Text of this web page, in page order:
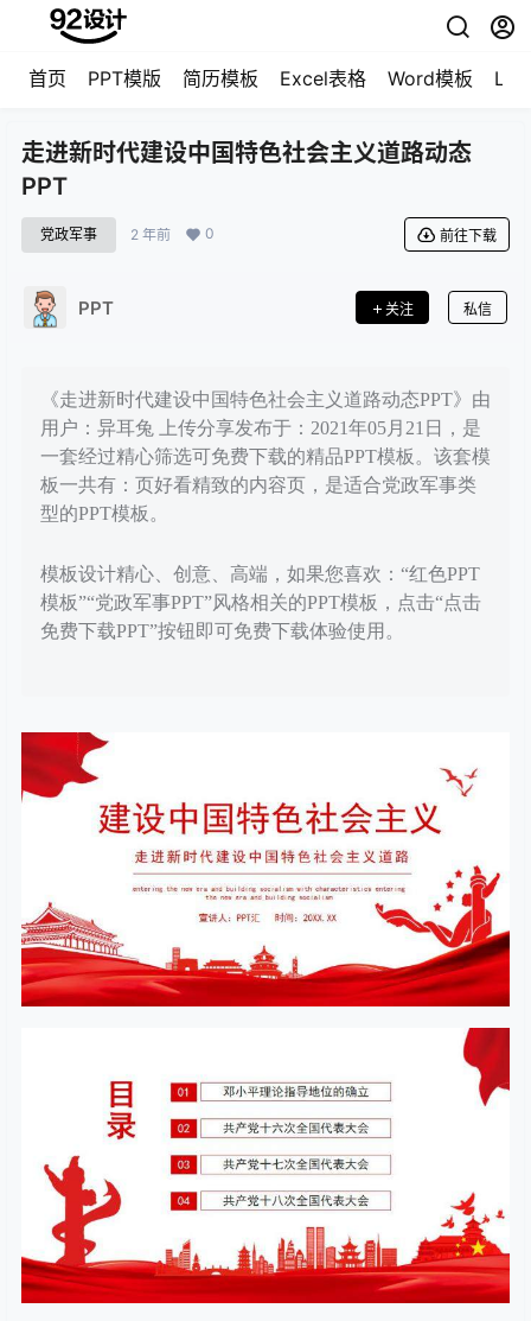
首页 PPT模版 简历模板 Excel表格 Word模板
走进新时代建设中国特色社会主义道路动态
PPT
党政军事 2 年前 0 前往下载
PPT 关注 私信
《走进新时代建设中国特色社会主义道路动态PPT》由
用户：异耳兔 上传分享发布于：2021年05月21日，是
一套经过精心筛选可免费下载的精品PPT模板。该套模
板一共有：页好看精致的内容页，是适合党政军事类
型的PPT模板。
模板设计精心、创意、高端，如果您喜欢：“红色PPT
模板”“党政军事PPT”风格相关的PPT模板，点击“点击
免费下载PPT”按钮即可免费下载体验使用。